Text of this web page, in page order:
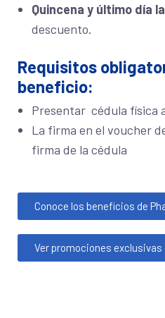
Quincena y último día
descuento.
Requisitos
beneficio:
Presentar cédula física
La firma en el voucher
firma de la cédula
Conoce los beneficios de
Ver promociones exclusivas